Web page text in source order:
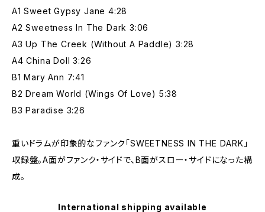
A1 Sweet Gypsy Jane 4:28
A2 Sweetness In The Dark 3:06
A3 Up The Creek (Without A Paddle) 3:28
A4 China Doll 3:26
B1 Mary Ann 7:41
B2 Dream World (Wings Of Love) 5:38
B3 Paradise 3:26
重いドラムが印象的なファンク「SWEETNESS IN THE DARK」
収録盤。A面がファンク・サイドで、B面がスロー・サイドになった構
成。
International shipping available